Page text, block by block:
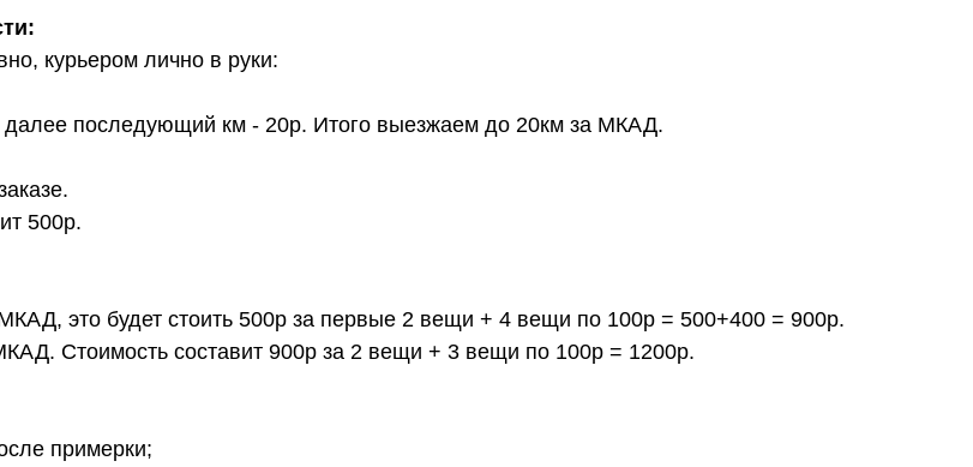
курьером лично в руки:
последующий км - 20р. Итого выезжаем до 20км за МКАД.
500р.
это будет стоить 500р за первые 2 вещи + 4 вещи по 100р = 500+400 = 900р.
Стоимость составит 900р за 2 вещи + 3 вещи по 100р = 1200р.
примерки;